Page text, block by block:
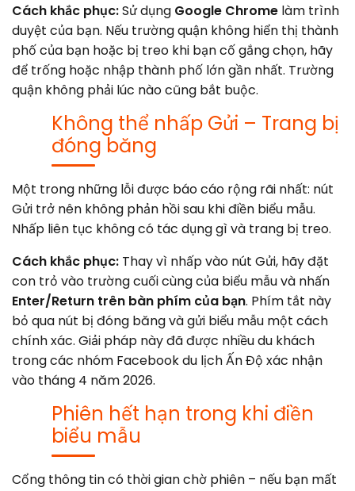
Cách khắc phục:Sử dụng Google Chrome làm trình
duyệt của bạn. Nếu trường quận không hiển thị thành
phố của bạn hoặc bị treo khi bạn cố gắng chọn, hãy
để trống hoặc nhập thành phố lớn gần nhất. Trường
quận không phải lúc nào cũng bắt buộc.
Không thể nhấp Gửi – Trang bị
đóng băng
Một trong những lỗi được báo cáo rộng rãi nhất: nút
Gửi trở nên không phản hồi sau khi điền biểu mẫu.
Nhấp liên tục không có tác dụng gì và trang bị treo.
Cách khắc phục: Thay vì nhấp vào nút Gửi, hãy đặt
con trỏ vào trường cuối cùng của biểu mẫu và nhấn
Enter/Return trên bàn phím của bạn. Phím tắt này
bỏ qua nút bị đóng băng và gửi biểu mẫu một cách
chính xác. Giải pháp này đã được nhiều du khách
trong các nhóm Facebook du lịch Ấn Độ xác nhận
vào tháng 4 năm 2026.
Phiên hết hạn trong khi điền
biểu mẫu
Cổng thông tin có thời gian chờ phiên – nếu bạn mất